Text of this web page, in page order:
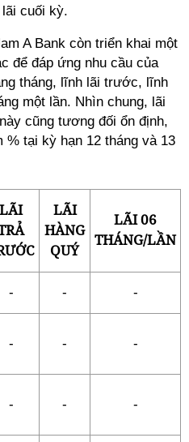
cuối kỳ.
A Bank còn triển khai một
để đáp ứng nhu cầu của
tháng, lĩnh lãi trước, lĩnh
một lần. Nhìn chung, lãi
cũng tương đối ổn định,
% tại kỳ hạn 12 tháng và 13
LÃI
LÃI
HÀNG
QUÝ
LÃI 06
THÁNG/LẦN
- - -
- - -
- - -